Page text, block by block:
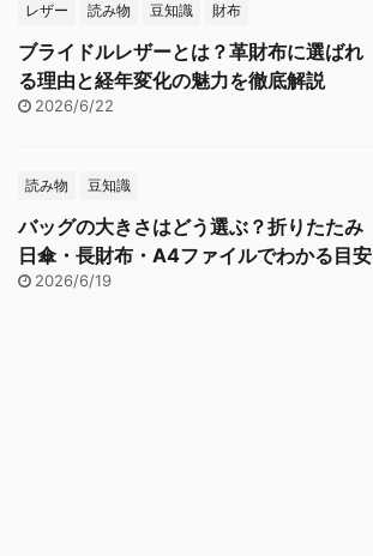
レザー 読み物 豆知識 財布
ブライドルレザーとは？革財布に選ばれ
る理由と経年変化の魅力を徹底解説
2026/6/22
読み物 豆知識
バッグの大きさはどう選ぶ？折りたたみ
日傘・長財布・A4ファイルでわかる目安
2026/6/19